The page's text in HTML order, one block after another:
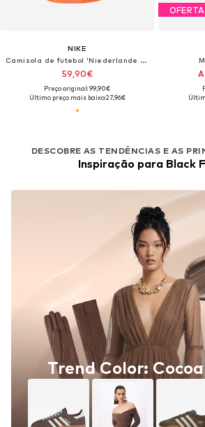
NIKE
Camisola de futebol 'Niederlande EM 25'
59,90€
Preço original: 99,90€
Último preço mais baixo:27,96€
OFERTA
DESCOBRE AS TENDÊNCIAS E AS
Inspiração para Black
Trend Color: